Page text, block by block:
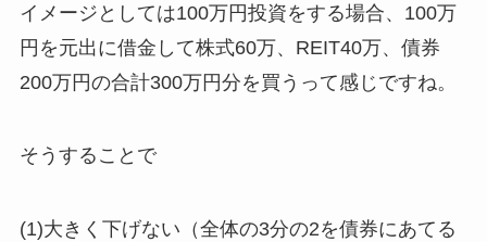
イメージとしては100万円投資をする場合、100万
円を元出に借金して株式60万、REIT40万、債券
200万円の合計300万円分を買うって感じですね。
そうすることで
(1)大きく下げない（全体の3分の2を債券にあてる